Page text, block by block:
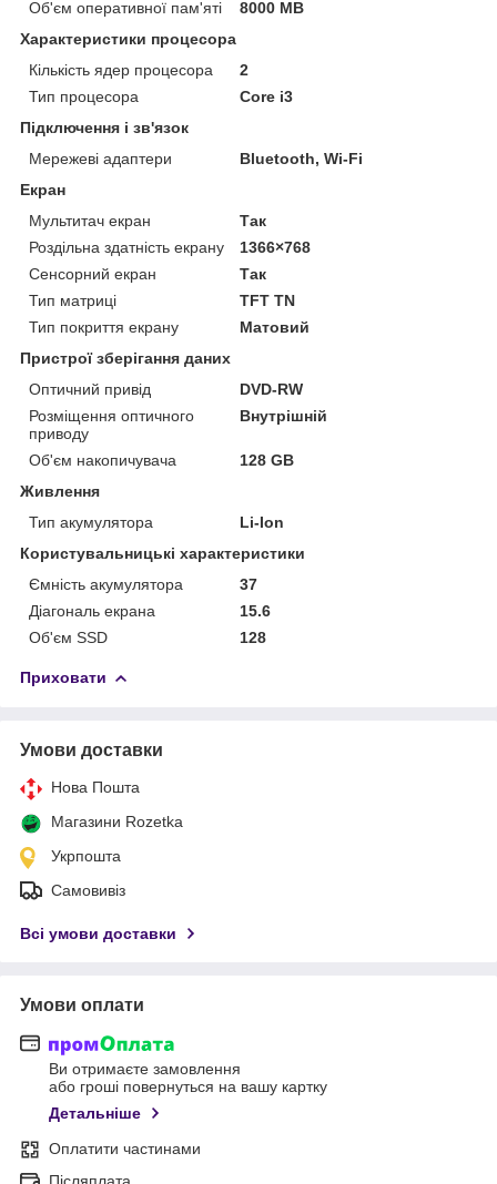
Об'єм оперативної пам'яті
8000 MB
Характеристики процесора
Кількість ядер процесора
2
Тип процесора
Core i3
Підключення і зв'язок
Мережеві адаптери
Bluetooth, Wi-Fi
Екран
Мультитач екран
Так
Роздільна здатність екрану
1366×768
Сенсорний екран
Так
Тип матриці
TFT TN
Тип покриття екрану
Матовий
Пристрої зберігання даних
Оптичний привід
DVD-RW
Розміщення оптичного
приводу
Внутрішній
Об'єм накопичувача
128 GB
Живлення
Тип акумулятора
Li-Ion
Користувальницькі характеристики
Ємність акумулятора
37
Діагональ екрана
15.6
Об'єм SSD
128
Приховати
Умови доставки
Нова Пошта
Магазини Rozetka
Укрпошта
Самовивіз
Всі умови доставки
Умови оплати
Ви отримаєте замовлення
або гроші повернуться на вашу картку
Детальніше
Оплатити частинами